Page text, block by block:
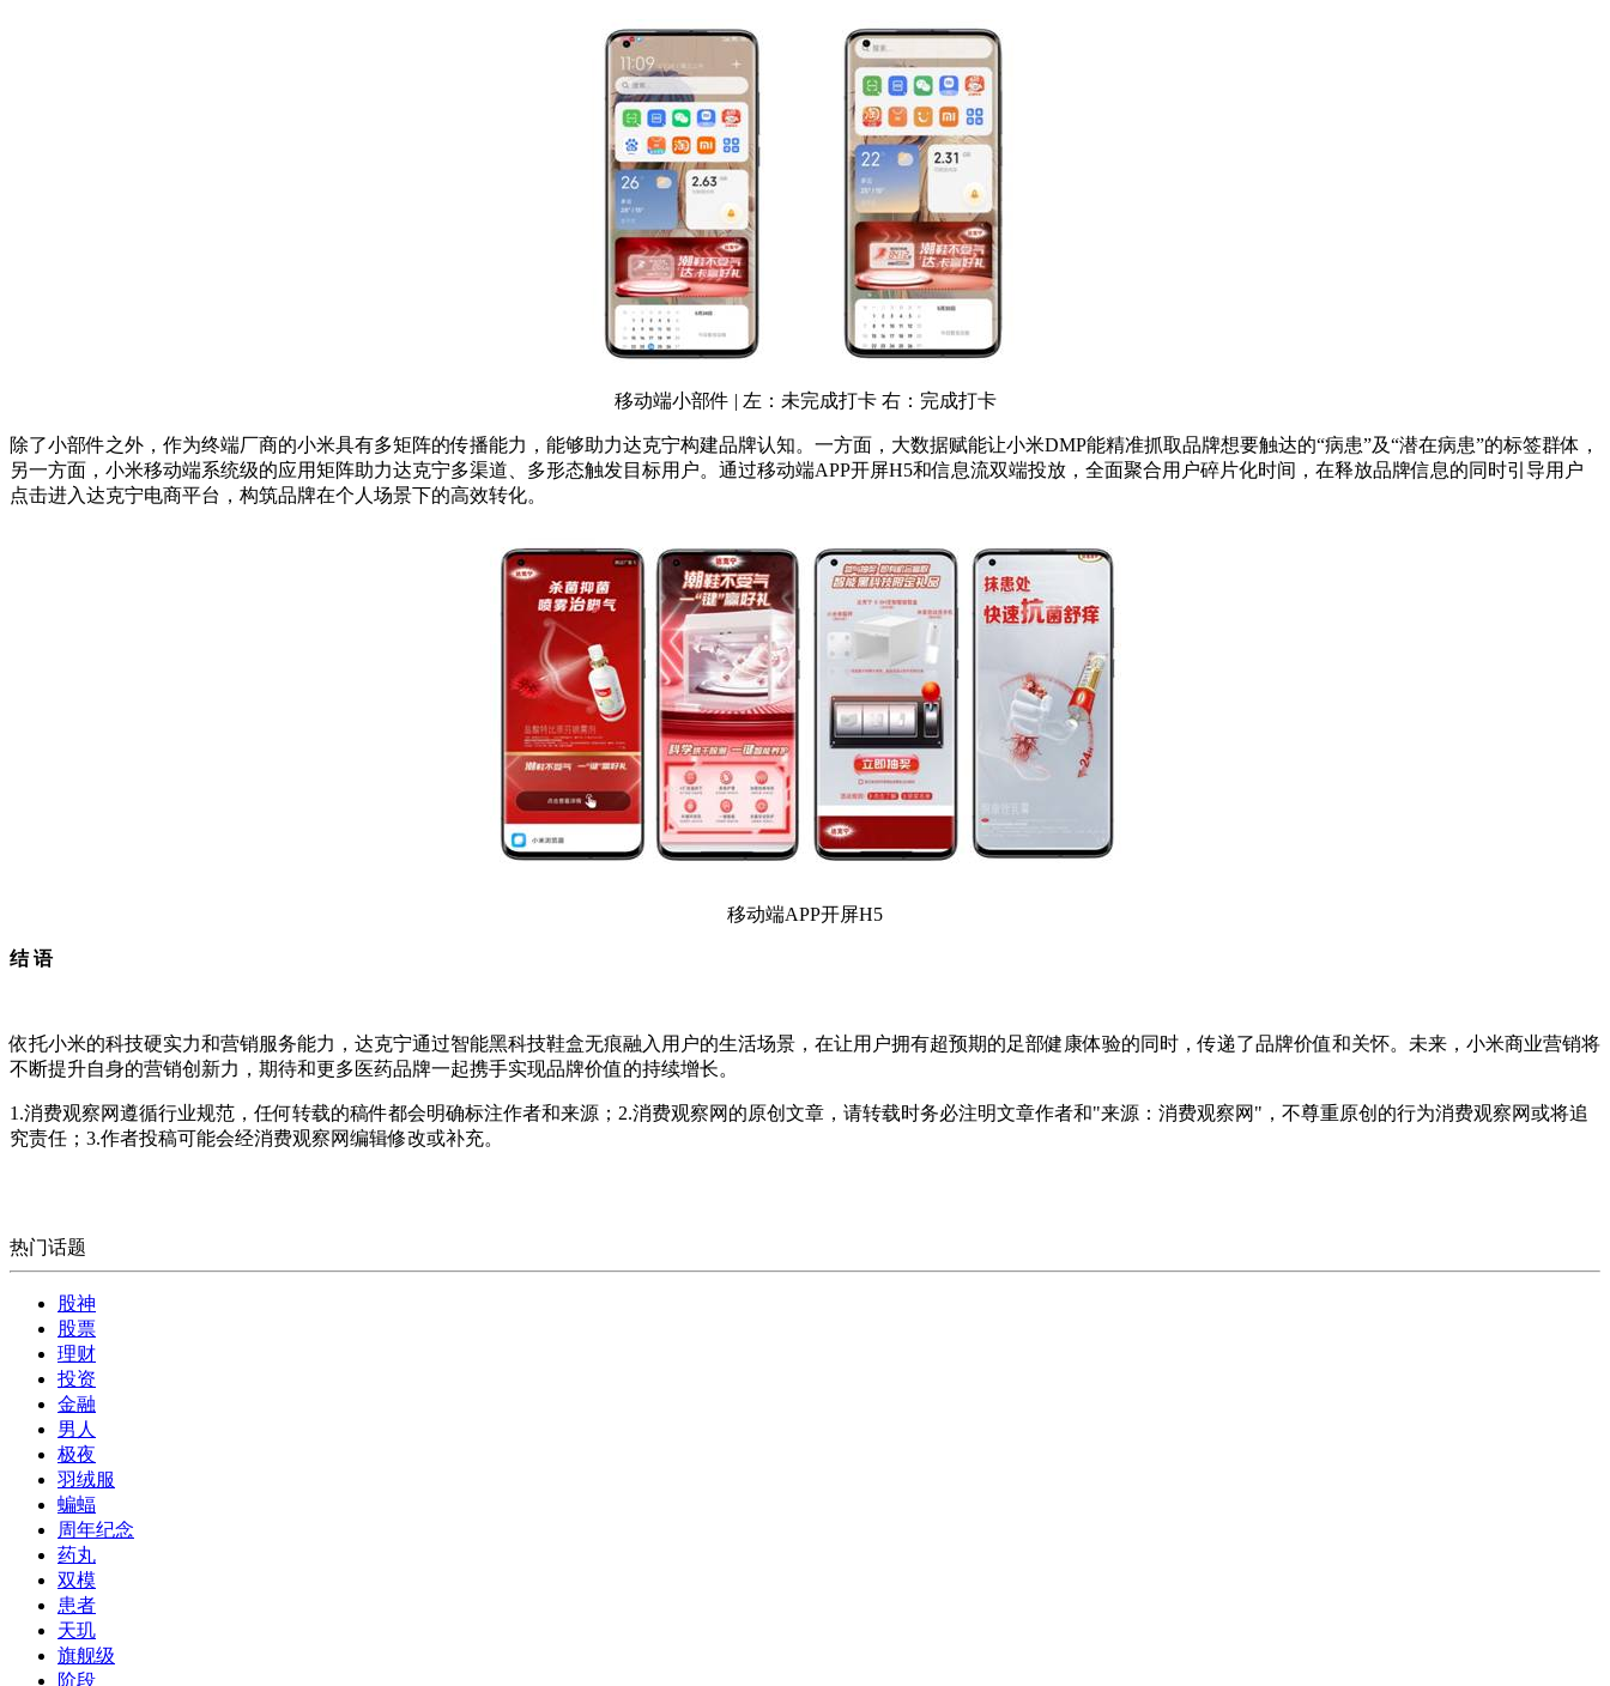
移动端小部件 | 左：未完成打卡 右：完成打卡
除了小部件之外，作为终端厂商的小米具有多矩阵的传播能力，能够助力达克宁构建品牌认知。一方面，大数据赋能让小米DMP能精准抓取品牌想要触达的“病患”及“潜在病患”的标签群体，
另一方面，小米移动端系统级的应用矩阵助力达克宁多渠道、多形态触发目标用户。通过移动端APP开屏H5和信息流双端投放，全面聚合用户碎片化时间，在释放品牌信息的同时引导用户
点击进入达克宁电商平台，构筑品牌在个人场景下的高效转化。
移动端APP开屏H5
结 语
依托小米的科技硬实力和营销服务能力，达克宁通过智能黑科技鞋盒无痕融入用户的生活场景，在让用户拥有超预期的足部健康体验的同时，传递了品牌价值和关怀。未来，小米商业营销将
不断提升自身的营销创新力，期待和更多医药品牌一起携手实现品牌价值的持续增长。
1.消费观察网遵循行业规范，任何转载的稿件都会明确标注作者和来源；2.消费观察网的原创文章，请转载时务必注明文章作者和"来源：消费观察网"，不尊重原创的行为消费观察网或将追
究责任；3.作者投稿可能会经消费观察网编辑修改或补充。
热门话题
股神
股票
理财
投资
金融
男人
极夜
羽绒服
蝙蝠
周年纪念
药丸
双模
患者
天玑
旗舰级
阶段